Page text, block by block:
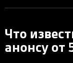
Что
анонсу от